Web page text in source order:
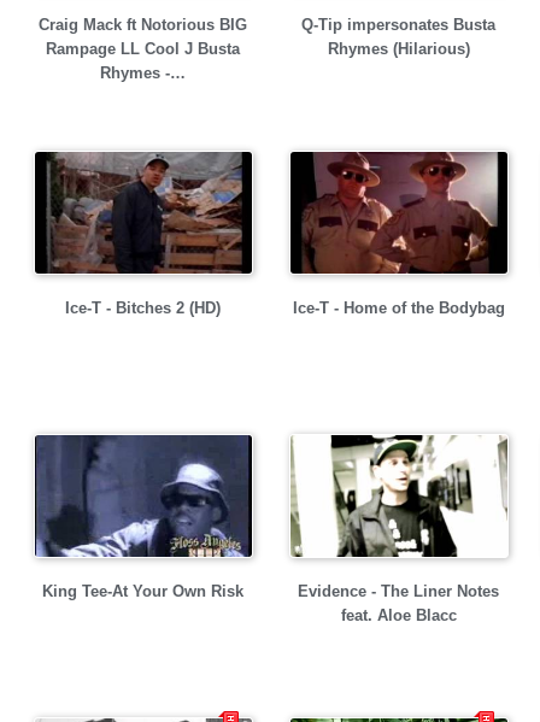
Craig Mack ft Notorious BIG
Rampage LL Cool J Busta
Rhymes -…
Q-Tip impersonates Busta
Rhymes (Hilarious)
Ice-T - Bitches 2 (HD) Ice-T - Home of the Bodybag
King Tee-At Your Own Risk
Evidence - The Liner Notes
feat. Aloe Blacc